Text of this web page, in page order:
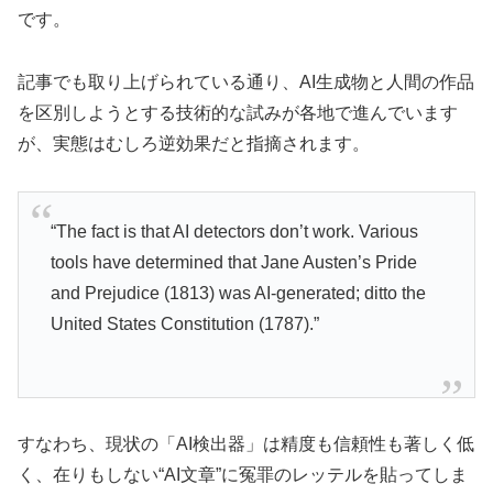
です。
記事でも取り上げられている通り、AI生成物と人間の作品
を区別しようとする技術的な試みが各地で進んでいます
が、実態はむしろ逆効果だと指摘されます。
“The fact is that AI detectors don’t work. Various
tools have determined that Jane Austen’s Pride
and Prejudice (1813) was AI-generated; ditto the
United States Constitution (1787).”
すなわち、現状の「AI検出器」は精度も信頼性も著しく低
く、在りもしない“AI文章”に冤罪のレッテルを貼ってしま